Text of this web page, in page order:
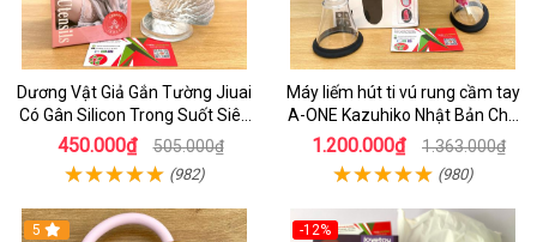
Dương Vật Giả Gắn Tường Jiuai
Có Gân Silicon Trong Suốt Siêu
Mềm
450.000₫ 505.000₫
(982)
Máy liếm hút ti vú rung cầm tay
A-ONE Kazuhiko Nhật Bản Cho
Nữ massage
1.200.000₫ 1.363.000₫
(980)
5
-12%